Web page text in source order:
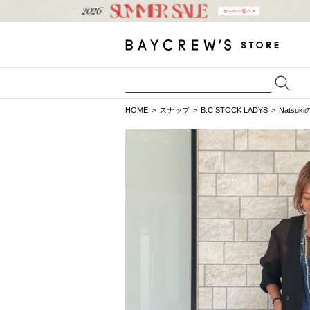
HOME スナップ B.C STOCK LADYS Natsuki